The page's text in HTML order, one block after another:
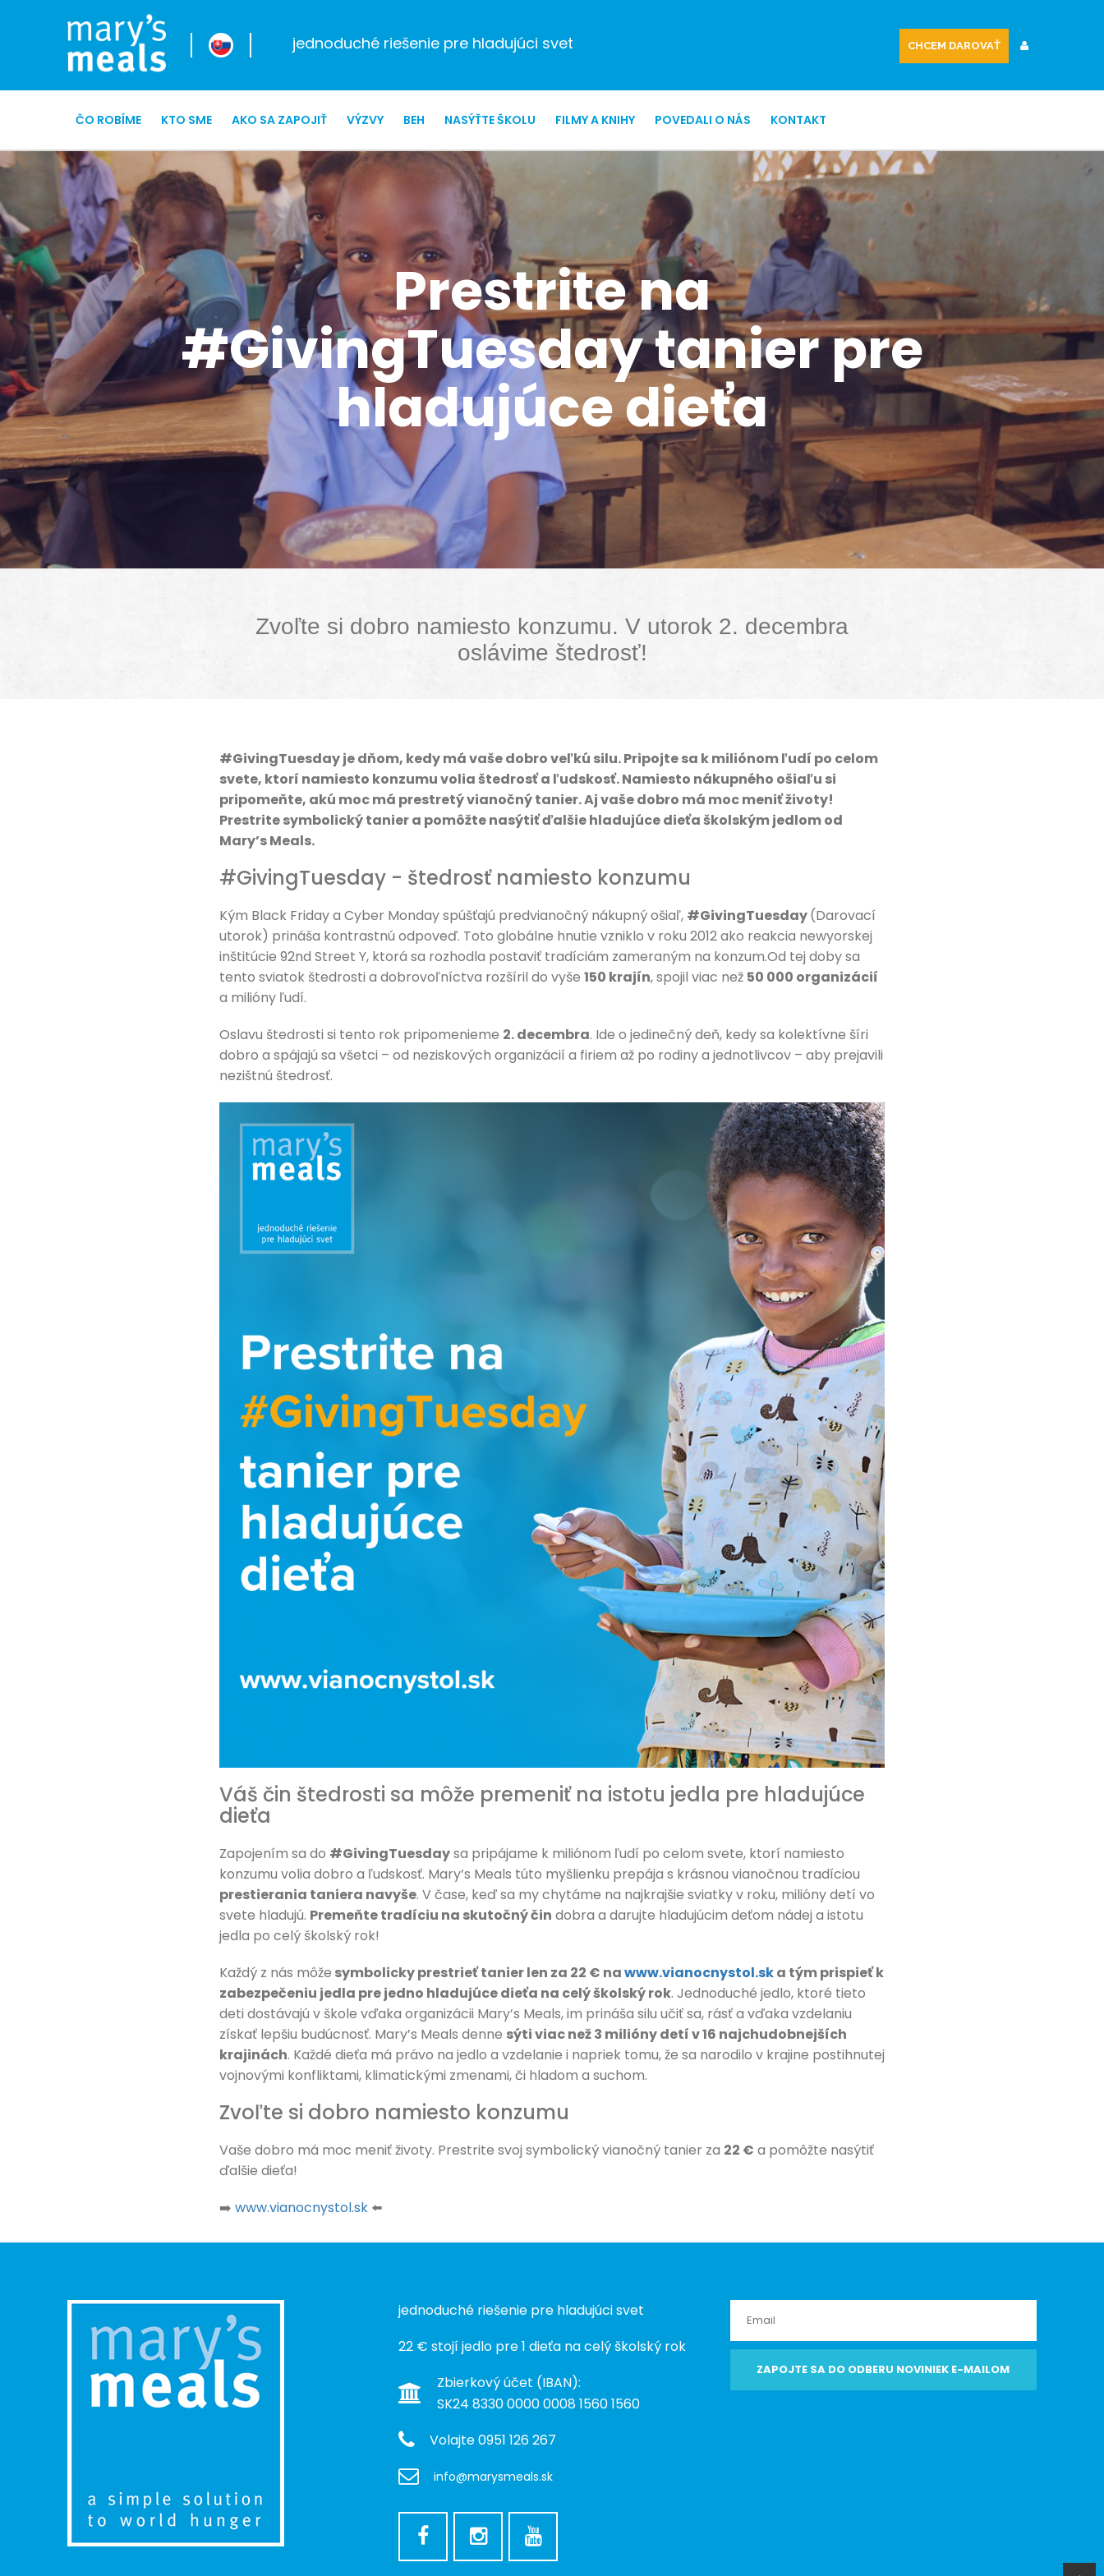
jednoduché riešenie pre hladujúci svet CHCEM DAROVAŤ
ČO ROBÍME KTO SME AKO SA ZAPOJIŤ VÝZVY BEH NASÝŤTE ŠKOLU FILMY A KNIHY POVEDALI O NÁS KONTAKT
Prestrite na
#GivingTuesday tanier pre
hladujúce dieťa
Zvoľte si dobro namiesto konzumu. V utorok 2. decembra
oslávime štedrosť!
#GivingTuesday je dňom, kedy má vaše dobro veľkú silu. Pripojte sa k miliónom ľudí po celom
svete, ktorí namiesto konzumu volia štedrosť a ľudskosť. Namiesto nákupného ošiaľu si
pripomeňte, akú moc má prestretý vianočný tanier. Aj vaše dobro má moc meniť životy!
Prestrite symbolický tanier a pomôžte nasýtiť ďalšie hladujúce dieťa školským jedlom od
Mary’s Meals.
#GivingTuesday - štedrosť namiesto konzumu
Kým Black Friday a Cyber Monday spúšťajú predvianočný nákupný ošiaľ, #GivingTuesday(Darovací
utorok) prináša kontrastnú odpoveď. Toto globálne hnutie vzniklo v roku 2012 ako reakcia newyorskej
inštitúcie 92nd Street Y, ktorá sa rozhodla postaviť tradíciám zameraným na konzum.Od tej doby sa
tento sviatok štedrosti a dobrovoľníctva rozšíril do vyše 150 krajín, spojil viac než 50 000 organizácií
a milióny ľudí.
Oslavu štedrosti si tento rok pripomenieme 2. decembra. Ide o jedinečný deň, kedy sa kolektívne šíri
dobro a spájajú sa všetci – od neziskových organizácií a firiem až po rodiny a jednotlivcov – aby prejavili
nezištnú štedrosť.
Váš čin štedrosti sa môže premeniť na istotu jedla pre hladujúce
dieťa
Zapojením sa do #GivingTuesdaysa pripájame k miliónom ľudí po celom svete, ktorí namiesto
konzumu volia dobro a ľudskosť. Mary’s Meals túto myšlienku prepája s krásnou vianočnou tradíciou
prestierania taniera navyše. V čase, keď sa my chytáme na najkrajšie sviatky v roku, milióny detí vo
svete hladujú. Premeňte tradíciu na skutočný čin dobra a darujte hladujúcim deťom nádej a istotu
jedla po celý školský rok!
Každý z nás môže symbolicky prestrieť tanier len za 22 € nawww.vianocnystol.ska tým prispieť k
zabezpečeniu jedla pre jedno hladujúce dieťa na celý školský rok. Jednoduché jedlo, ktoré tieto
deti dostávajú v škole vďaka organizácii Mary’s Meals, im prináša silu učiť sa, rásť a vďaka vzdelaniu
získať lepšiu budúcnosť. Mary’s Meals denne sýti viac než 3 milióny detí v 16 najchudobnejších
krajinách. Každé dieťa má právo na jedlo a vzdelanie i napriek tomu, že sa narodilo v krajine postihnutej
vojnovými konfliktami, klimatickými zmenami, či hladom a suchom.
Zvoľte si dobro namiesto konzumu
Vaše dobro má moc meniť životy. Prestrite svoj symbolický vianočný tanier za 22 € a pomôžte nasýtiť
ďalšie dieťa!
➡️ www.vianocnystol.sk ⬅️
jednoduché riešenie pre hladujúci svet
22 € stojí jedlo pre 1 dieťa na celý školský rok
Zbierkový účet (IBAN):
SK24 8330 0000 0008 1560 1560
Volajte 0951 126 267
info@marysmeals.sk
ZAPOJTE SA DO ODBERU NOVINIEK E-MAILOM